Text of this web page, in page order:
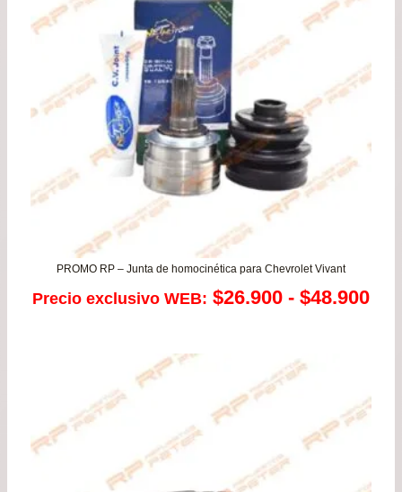
PROMO RP – Junta de homocinética para Chevrolet Vivant
Precio exclusivo WEB: $26.900 - $48.900